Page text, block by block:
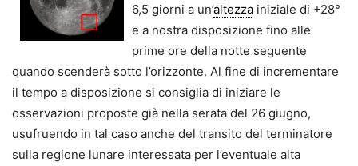
6,5 giorni a un’altezza iniziale di +28°
e a nostra disposizione fino alle
prime ore della notte seguente
quando scenderà sotto l’orizzonte. Al fine di incrementare
il tempo a disposizione si consiglia di iniziare le
osservazioni proposte già nella serata del 26 giugno,
usufruendo in tal caso anche del transito del terminatore
sulla regione lunare interessata per l’eventuale alta